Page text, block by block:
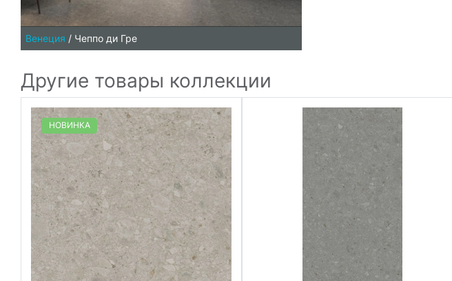
Венеция / Чеппо ди Гре
Другие товары коллекции
НОВИНКА